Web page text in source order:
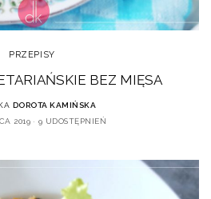
PRZEPISY
BEZ MIĘSA
DOROTA KAMIŃSKA
2019
9 UDOSTĘPNIEŃ